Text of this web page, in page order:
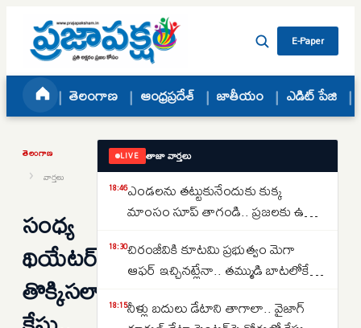
Skip to content
E-Paper
తెలంగాణ ఆంధ్రప్రదేశ్ జాతీయం ఎడిట్ పేజి
తెలంగాణ
› వార్తలు
సంధ్య
థియేటర్
తొక్కిసలాట
LIVE తాజా వార్తలు
18:46ఎండలను తట్టుకునేందుకు కుక్క
మాంసం సూప్ తాగండి.. ప్రజలకు ఉత్తర
18:30చిరంజీవికి కూటమి ప్రభుత్వం మెగా
ఆఫర్ ఇచ్చినట్లేనా.. తమ్ముడి బాటలోకే
18:15నీళ్లు బదులు డేటాని తాగాలా.. వైజాగ్